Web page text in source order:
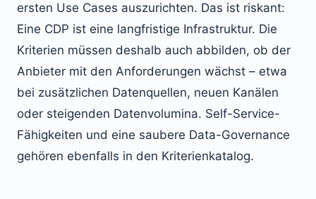
ersten Use Cases auszurichten. Das ist riskant:
Eine CDP ist eine langfristige Infrastruktur. Die
Kriterien müssen deshalb auch abbilden, ob der
Anbieter mit den Anforderungen wächst – etwa
bei zusätzlichen Datenquellen, neuen Kanälen
oder steigenden Datenvolumina. Self-Service-
Fähigkeiten und eine saubere Data-Governance
gehören ebenfalls in den Kriterienkatalog.